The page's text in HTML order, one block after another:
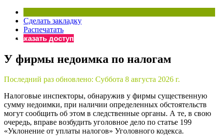
Просто заполните форму, и мы вышлем вам на почту
Сделать закладку
Распечатать
Заказать доступ
У фирмы недоимка по налогам
Последний раз обновлено: Суббота 8 августа 2026 г.
Налоговые инспекторы, обнаружив у фирмы существенную
сумму недоимки, при наличии определенных обстоятельств
могут сообщить об этом в следственные органы. А те, в свою
очередь, вправе возбудить уголовное дело по статье 199
«Уклонение от уплаты налогов» Уголовного кодекса.